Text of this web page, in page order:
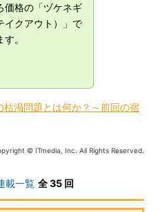
価格の「ヅケネギ
イクアウト）」で
。
枯渇問題とは何か？～前回の宿
© ITmedia, Inc. All Rights Reserved.
載一覧 全 35 回